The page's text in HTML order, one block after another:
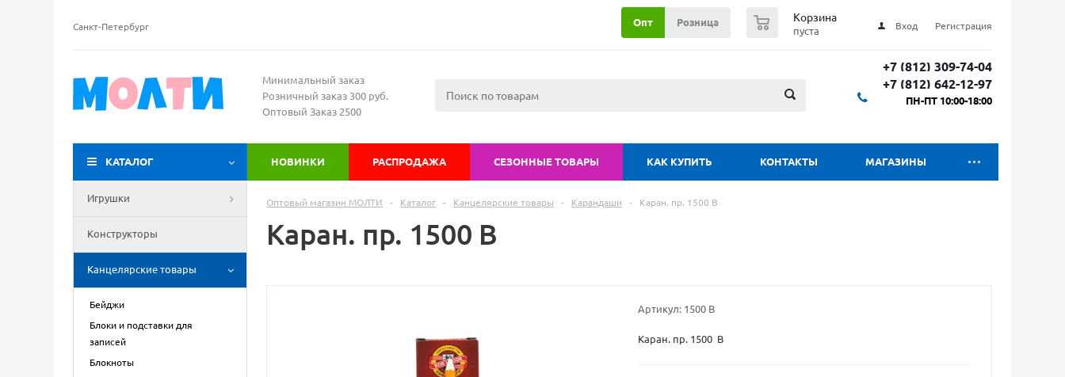
Санкт-Петербург Вход Регистрация
Корзина
пуста
Опт Розница
Минимальный заказ
Розничный заказ 300 руб.
Оптовый Заказ 2500
+7 (812) 309-74-04
+7 (812) 642-12-97
ПН-ПТ 10:00-18:00
КАТАЛОГ НОВИНКИ РАСПРОДАЖА СЕЗОННЫЕ ТОВАРЫ КАК КУПИТЬ КОНТАКТЫ МАГАЗИНЫ
Игрушки
Конструкторы
Канцелярские товары
Бейджи
Блоки и подставки для
записей
Блокноты
Оптовый магазин МОЛТИ - Каталог - Канцелярские товары - Карандаши - Каран. пр. 1500 В
Каран. пр. 1500 В
Артикул: 1500 В
Каран. пр. 1500 В